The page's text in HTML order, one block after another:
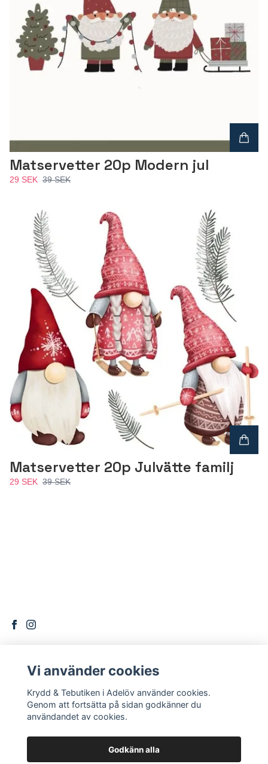
Matservetter 20p Modern jul
29 SEK 39 SEK
Matservetter 20p Julvätte familj
29 SEK 39 SEK
DITT KONTO
Logga in
Vi använder cookies
Krydd & Tebutiken i Adelöv använder cookies.
Genom att fortsätta på sidan godkänner du
användandet av cookies.
Godkänn alla